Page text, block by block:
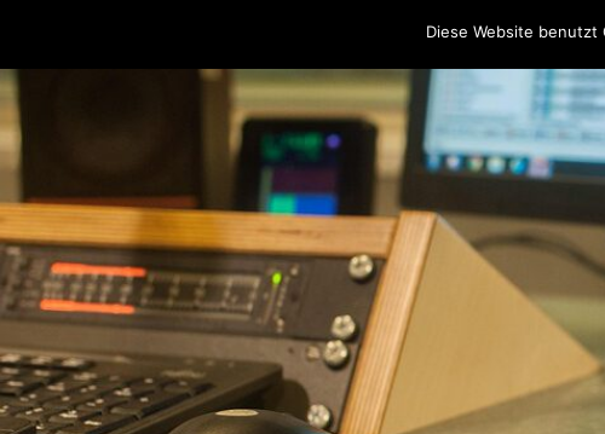
Blog
Diese Website benutzt